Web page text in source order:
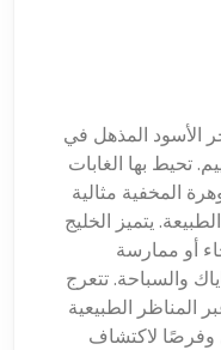
الأسود المذهل في
تحيط بها الغابات
المخفية مثالية
يتميز الخليج
أو ممارسة
والسباحة. تتعرج
الطبيعية
وفرصًا لاكتشاف